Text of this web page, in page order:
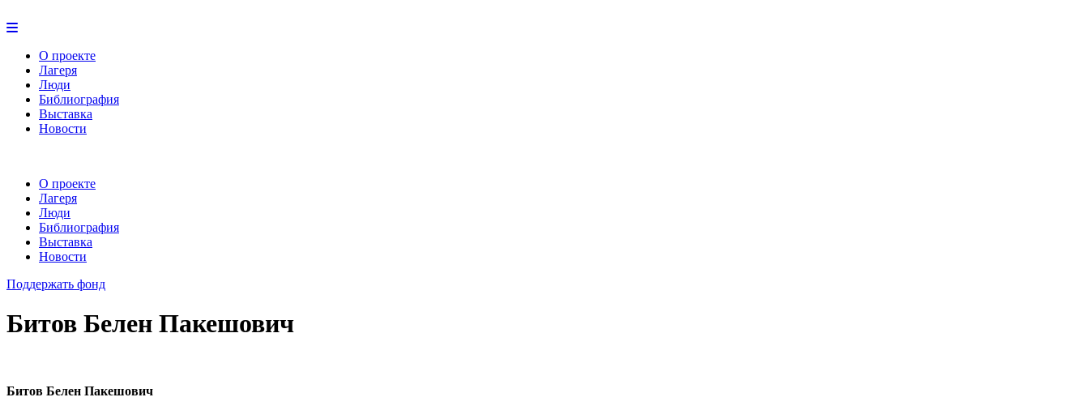
О проекте
Лагеря
Люди
Библиография
Выставка
Новости
О проекте
Лагеря
Люди
Библиография
Выставка
Новости
Поддержать фонд
Битов Белен Пакешович
Битов Белен Пакешович